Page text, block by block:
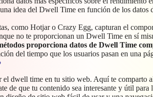
idea del Dwell Time en función de los
como Hotjar o Crazy Egg, capturan el
no te proporcionan un Dwell Time en sí
proporciona datos de Dwell Time
del tiempo que los usuarios pasan en una
el dwell time en tu sitio web. Aquí te comparto
de que tu contenido sea interesante y útil